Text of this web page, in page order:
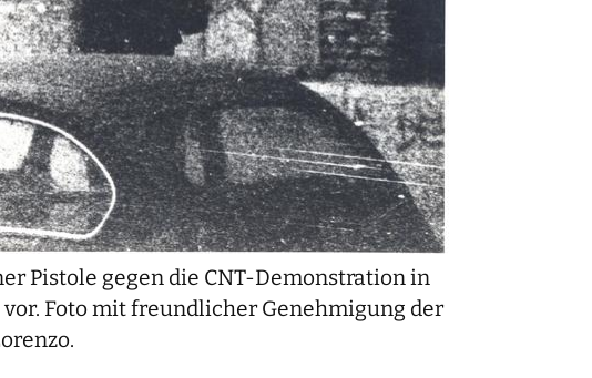
Pistole gegen die CNT-Demonstration in
vor. Foto mit freundlicher Genehmigung der